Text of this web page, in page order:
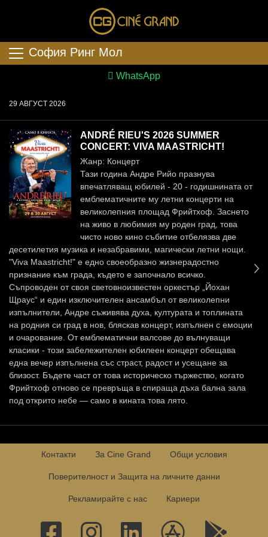
София Ринг Мол
WhatsApp
29 АВГУСТ 2026
ANDRÉ RIEU'S 2026 SUMMER
CONCERT: VIVA MAASTRICHT!
Жанр: Концерт
Тази година Андре Рийо празнува
впечатляващ юбилей - 20 - годишнината от
емблематичните му летни концерти на
великолепния площад Фрийтхоф. Заснето
на живо в любимия му роден град, това
чисто ново кино събитие отбелязва две
десетилетия музика и незабравими, магически летни нощи.
"Viva Maastricht!" е едно своеобразно жизнерадостно
признание към града, където е започнало всичко.
Съпроводен от своя световноизвестен оркестър „Йохан
Щраус“ и един изключителен ансамбъл от великолепни
изпълнители, Андре съживява духа, културата и топлината
на родния си град в нов, бляскав концерт, изпълнен с емоции
и очарование. От емблематични валсове до вълнуващи
класики - този забележителен юбилеен концерт обещава
една вечер изпълнена със страст, радост и усещане за
близост. Бъдете част от това историческо тържество, когато
Фрийтхоф отново се превръща в спираща дъха бална зала
под открито небе — само в кината това лято.
Контакти За Cine Grand Общи условия
Поверителност и Защита на личните данни
Рекламирайте с нас Кариери